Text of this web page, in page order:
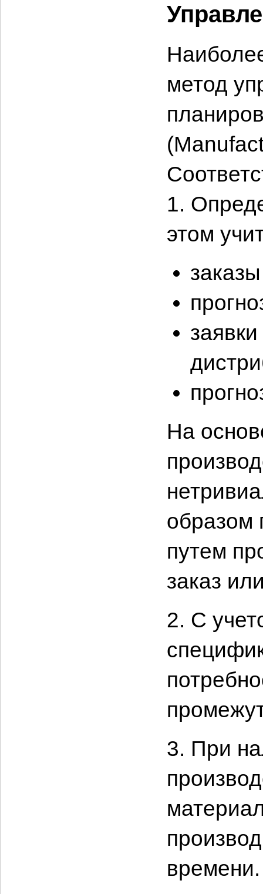
метод
1.
этом
На
образом
путем
заказ
2. С
3. При
времени.